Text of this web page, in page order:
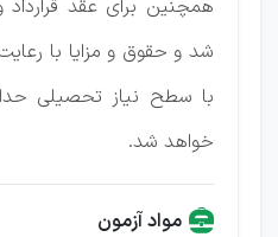
همچنین برای عقد
شد و حقوق و مزایا با
با سطح نیاز تحصیلی
خواهد شد.
مواد آزمون